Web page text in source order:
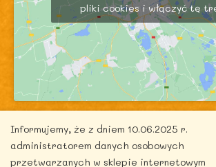
pliki cookies i włączyć tę
Informujemy, że z dniem 10.06.2025 r.
administratorem danych osobowych
przetwarzanych w sklepie internetowym